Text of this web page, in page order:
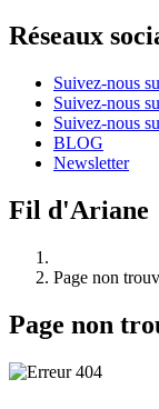
Réseaux
Suivez-nous
Suivez-nous
Suivez-nous
BLOG
Newsletter
Fil d'Ariane
Page non
Page non